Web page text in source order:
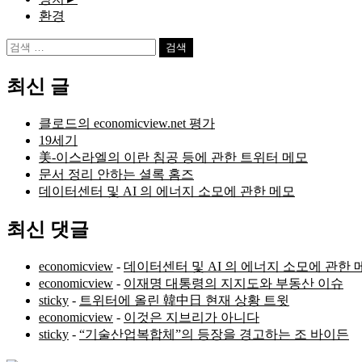
환경
검
최신 글
클로드의 economicview.net 평가
19세기
美-이스라엘의 이란 침공 등에 관한 트위터 메모
문서 정리 안하는 셜록 홈즈
데이터센터 및 AI 의 에너지 소모에 관한 메모
최신 댓글
economicview - 데이터센터 및 AI 의 에너지 소모에 관한
economicview - 이재명 대통령의 지지도와 부동산 이슈
sticky - 트위터에 올린 韓中日 현재 상황 트윗
economicview - 이것은 지브리가 아니다
sticky - “기술산업복합체”의 등장을 경고하는 조 바이든